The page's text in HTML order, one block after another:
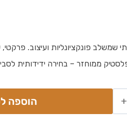
שמשלב פונקציונליות ועיצוב. פרקטי,
ממוחזר – בחירה ידידותית
הוספה